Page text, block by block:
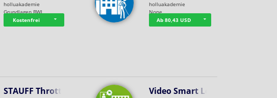
holluakademie
Grundlagen BWL
Kostenfrei
holluakademie
None
Ab 80,43 USD
STAUFF Throttle… Video Smart Lea…